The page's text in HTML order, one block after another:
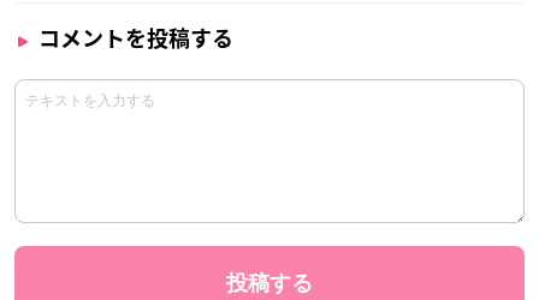
コメントを投稿する